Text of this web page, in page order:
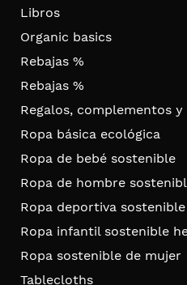
Libros
Organic basics
Rebajas %
Rebajas %
Regalos, complementos
Ropa básica ecológica
Ropa de bebé sostenible
Ropa de hombre
Ropa deportiva
Ropa infantil sostenible
Ropa sostenible de mujer
Tablecloths